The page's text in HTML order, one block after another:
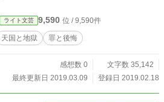
ライト文芸 9,590 位 / 9,590件
天国と地獄 罪と後悔
感想数 0
文字数 35,142
最終更新日 2019.03.09
登録日 2019.02.18